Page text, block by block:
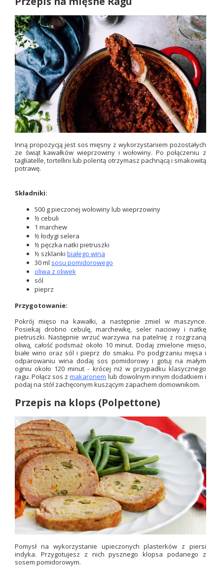
Inną propozycją jest sos mięsny z wykorzystaniem pozostałych
ze świąt kawałków wieprzowiny i wołowiny. Po połączeniu z
tagliatelle, tortellini lub polentą otrzymasz pachnącą i smakowitą
potrawę.
Składniki:
500 g pieczonej wołowiny lub wieprzowiny
½ cebuli
1 marchew
½ łodygi selera
½ pęczka natki pietruszki
½ szklanki białego wina
30 ml sosu pomidorowego
oliwa z oliwek
sól
pieprz
Przygotowanie:
Pokrój mięso na kawałki, a następnie zmiel w maszynce.
Posiekaj drobno cebulę, marchewkę, seler naciowy i natkę
pietruszki. Następnie wrzuć warzywa na patelnię z rozgrzaną
oliwą, całość podsmaż około 10 minut. Dodaj zmielone mięso,
białe wino oraz sól i pieprz do smaku. Po podgrzaniu mięsa i
odparowaniu wina dodaj sos pomidorowy i gotuj na małym
ogniu około 120 minut - krócej niż w przypadku klasycznego
ragu. Połącz sos zmakaronem lub dowolnym innym dodatkiem i
podaj na stół zachęconym kuszącym zapachem domownikom.
Przepis na klops (Polpettone)
Pomysł na wykorzystanie upieczonych plasterków z piersi
indyka. Przygotujesz z nich pysznego klopsa podanego z
sosem pomidorowym.